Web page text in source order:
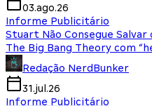
03.ago.26
Informe Publicitário
Stuart Não Consegue
The Big Bang Theory com
Redação NerdBunker
31.jul.26
Informe Publicitário